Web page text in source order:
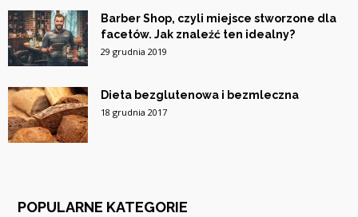
Barber Shop, czyli miejsce stworzone dla
facetów. Jak znaleźć ten idealny?
29 grudnia 2019
Dieta bezglutenowa i bezmleczna
18 grudnia 2017
POPULARNE KATEGORIE